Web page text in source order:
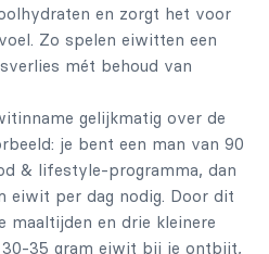
en zorgt het voor
Zo spelen eiwitten een
mét behoud van
gelijkmatig over de
je bent een man van 90
& lifestyle-programma, dan
eiwit per dag nodig. Door dit
maaltijden en drie kleinere
30-35 gram eiwit bij je ontbijt,